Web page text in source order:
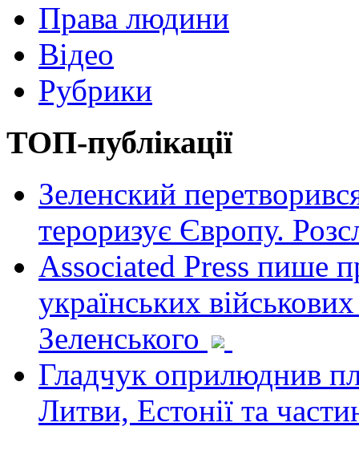
Права людини
Відео
Рубрики
ТОП-публікації
Зеленский
тероризує Європу.
Associated Press пише
українських
Зеленського
Гладчук оприлюднив
Литви, Естонії та